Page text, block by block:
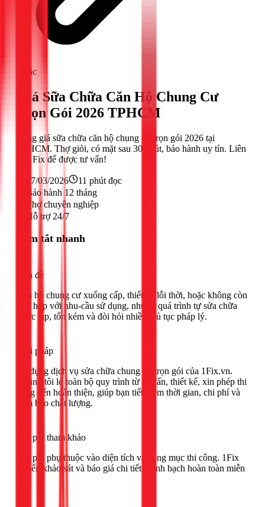
Khác
Giá Sữa Chữa Căn Hộ Chung Cư
Trọn Gói 2026 TPHCM
Bảng giá sữa chữa căn hộ chung cư trọn gói 2026 tại
TPHCM. Thợ giỏi, có mặt sau 30 phút, bảo hành uy tín. Liên
hệ 1Fix để được tư vấn!
27/03/2026 11 phút đọc
Bảo hành 12 tháng
Thợ chuyên nghiệp
Hỗ trợ 24/7
Tóm tắt nhanh
Vấn đề
Căn hộ chung cư xuống cấp, thiết kế lỗi thời, hoặc không còn
phù hợp với nhu-cầu sử dụng, nhưng quá trình tự sửa chữa
phức tạp, tốn kém và đòi hỏi nhiều thủ tục pháp lý.
Giải pháp
Sử dụng dịch vụ sửa chữa chung cư trọn gói của 1Fix.vn.
Chúng tôi lo toàn bộ quy trình từ tư vấn, thiết kế, xin phép thi
công đến hoàn thiện, giúp bạn tiết kiệm thời gian, chi phí và
đảm bảo chất lượng.
Chi phí tham khảo
Chi phí phụ thuộc vào diện tích và hạng mục thi công. 1Fix
sẽ đến khảo sát và báo giá chi tiết, minh bạch hoàn toàn miễn